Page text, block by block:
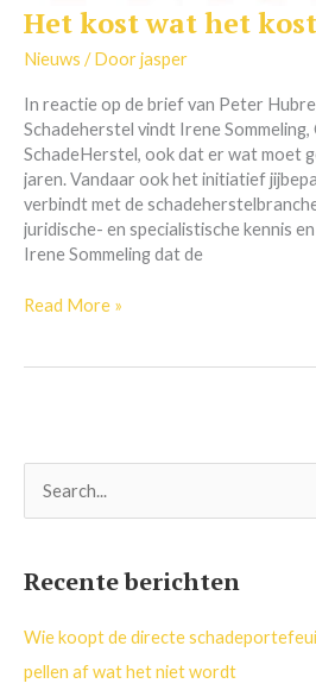
Het kost wat het kost
Nieuws / Doorjasper
In reactie op de brief van Peter
Schadeherstel vindt Irene
SchadeHerstel, ook dat er wat moet
jaren. Vandaar ook het initiatief
verbindt met de
juridische- en specialistische kennis
Irene Sommeling dat de
Het
wat
kost
Read More »
n
a
Recente berichten
Wie koopt de directe
pellen af wat het niet wordt